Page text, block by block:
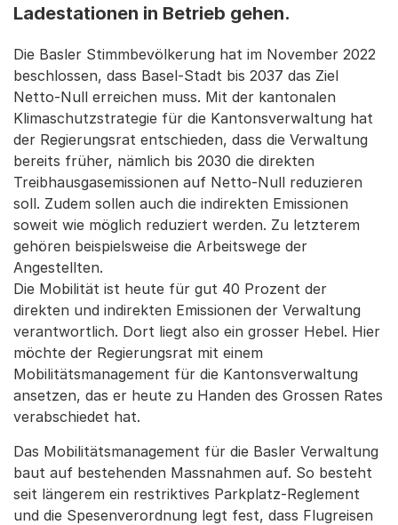
Ladestationen in Betrieb gehen.
Die Basler Stimmbevölkerung hat im November 2022
beschlossen, dass Basel-Stadt bis 2037 das Ziel
Netto-Null erreichen muss. Mit der kantonalen
Klimaschutzstrategie für die Kantonsverwaltung hat
der Regierungsrat entschieden, dass die Verwaltung
bereits früher, nämlich bis 2030 die direkten
Treibhausgasemissionen auf Netto-Null reduzieren
soll. Zudem sollen auch die indirekten Emissionen
soweit wie möglich reduziert werden. Zu letzterem
gehören beispielsweise die Arbeitswege der
Angestellten.
Die Mobilität ist heute für gut 40 Prozent der
direkten und indirekten Emissionen der Verwaltung
verantwortlich. Dort liegt also ein grosser Hebel. Hier
möchte der Regierungsrat mit einem
Mobilitätsmanagement für die Kantonsverwaltung
ansetzen, das er heute zu Handen des Grossen Rates
verabschiedet hat.
Das Mobilitätsmanagement für die Basler Verwaltung
baut auf bestehenden Massnahmen auf. So besteht
seit längerem ein restriktives Parkplatz-Reglement
und die Spesenverordnung legt fest, dass Flugreisen